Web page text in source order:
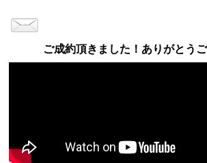
ご成約頂きました！ありがとう